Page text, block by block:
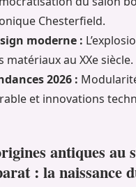
Chesterfield.
moderne :
matériaux au XXe siècle.
2026 :
et innovations
antiques au
: la naissance